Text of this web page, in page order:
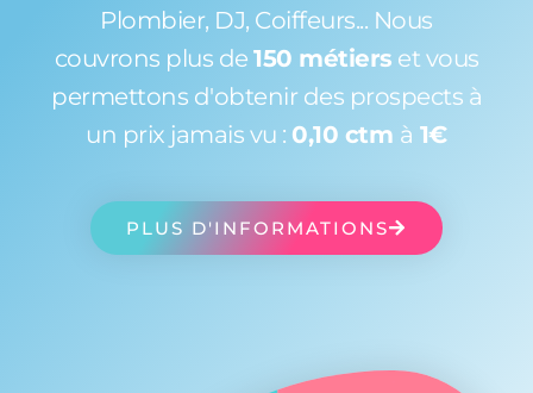
Plombier, DJ, Coiffeurs... Nous
couvrons plus de 150 métiers et vous
permettons d'obtenir des prospects à
un prix jamais vu : 0,10 ctm à 1€
PLUS D'INFORMATIONS